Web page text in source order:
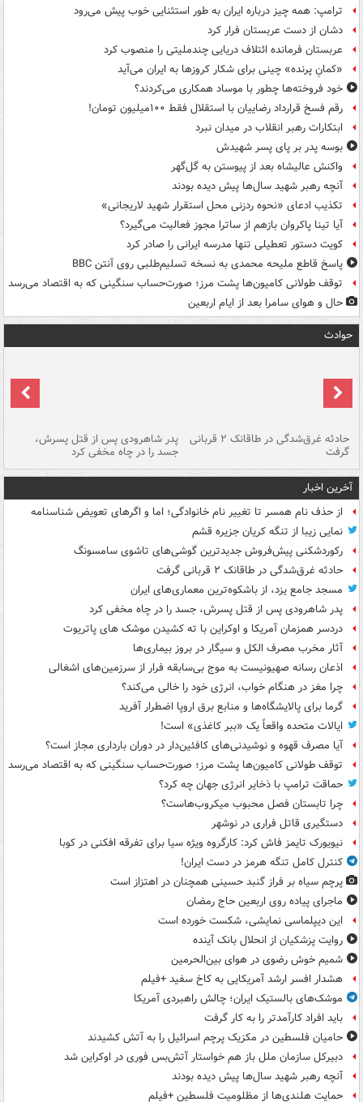
ترامپ: همه چیز درباره ایران به طور استثنایی خوب پیش می‌رود
دشان از دست عربستان فرار کرد
عربستان فرمانده ائتلاف دریایی چندملیتی را منصوب کرد
«کمانِ پرنده» چینی برای شکار کروزها به ایران می‌آید
خود فروخته‌ها چطور با موساد همکاری می‌کردند؟
رقم فسخ قرارداد رضاییان با استقلال فقط ۱۰۰میلیون تومان!
ابتکارات رهبر انقلاب در میدان نبرد
بوسه‌ پدر بر پای پسر شهیدش
واکنش عالیشاه بعد از پیوستن به گل‌گهر
آنچه رهبر شهید سال‌ها پیش دیده بودند
تکذیب ادعای «نحوه ردزنی محل استقرار شهید لاریجانی»
آیا تینا پاکروان بازهم از ساترا مجوز فعالیت می‌گیرد؟
کویت دستور تعطیلی تنها مدرسه ایرانی را صادر کرد
پاسخ قاطع ملیحه محمدی به نسخه تسلیم‌طلبی روی آنتن BBC
توقف طولانی کامیون‌ها پشت مرز؛ صورت‌حساب سنگینی که به اقتصاد می‌رسد
حال و هوای سامرا بعد از ایام اربعین
حوادث
حادثه غرق‌شدگی در طاقانک ۲ قربانی
گرفت
پدر شاهرودی پس از قتل پسرش،
جسد را در چاه مخفی کرد
آخرین اخبار
از حذف نام همسر تا تغییر نام خانوادگی؛ اما و اگرهای تعویض شناسنامه
نمایی زیبا از تنگه کریان جزیره قشم
رکوردشکنی پیش‌فروش جدیدترین گوشی‌های تاشوی سامسونگ
حادثه غرق‌شدگی در طاقانک ۲ قربانی گرفت
مسجد جامع یزد، از باشکوه‌ترین معماری‌های ایران
پدر شاهرودی پس از قتل پسرش، جسد را در چاه مخفی کرد
دردسر همزمان آمریکا و اوکراین با ته کشیدن موشک های پاتریوت
آثار مخرب مصرف الکل و سیگار در بروز بیماری‌ها
اذعان رسانه صهیونیست به موج بی‌سابقه فرار از سرزمین‌های اشغالی
چرا مغز در هنگام خواب، انرژی خود را خالی می‌کند؟
گرما برای پالایشگاه‌ها و منابع برق اروپا اضطرار آفرید
ایالات متحده واقعاً یک «ببر کاغذی» است!
آیا مصرف قهوه و نوشیدنی‌های کافئین‌دار در دوران بارداری مجاز است؟
توقف طولانی کامیون‌ها پشت مرز؛ صورت‌حساب سنگینی که به اقتصاد می‌رسد
حماقت ترامپ با ذخایر انرژی جهان چه کرد؟
چرا تابستان فصل محبوب میکروب‌هاست؟
دستگیری قاتل فراری در نوشهر
نیویورک تایمز فاش کرد: کارگروه ویژه سیا برای تفرقه افکنی در کوبا
کنترل کامل تنگه هرمز در دست ایران!
پرچم سیاه بر فراز گنبد حسینی همچنان در اهتزاز است
ماجرای پیاده روی اربعین حاج رمضان
این دیپلماسی نمایشی، شکست خورده است
روایت پزشکیان از انحلال بانک آینده
شمیم خوش رضوی در هوای بین‌الحرمین
هشدار افسر ارشد آمریکایی به کاخ سفید +فیلم
موشک‌های بالستیک ایران؛ چالش راهبردی آمریکا
باید افراد کارآمدتر را به کار گرفت
حامیان فلسطین در مکزیک پرچم اسرائیل را به آتش کشیدند
دبیرکل سازمان ملل باز هم خواستار آتش‌بس فوری در اوکراین شد
آنچه رهبر شهید سال‌ها پیش دیده بودند
حمایت هلندی‌ها از مظلومیت فلسطین +فیلم